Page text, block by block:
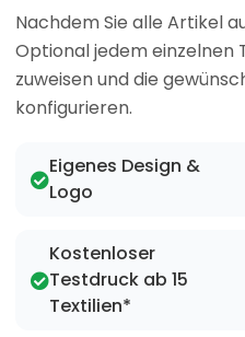
Nachdem Sie alle Artikel
Optional jedem einzelnen
zuweisen und die
konfigurieren.
Eigenes Design &
Logo
Kostenloser
Testdruck ab 15
Textilien*